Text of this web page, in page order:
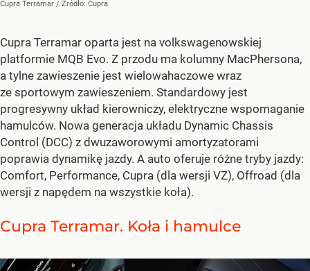
Cupra Terramar / Źródło: Cupra
Cupra Terramar oparta jest na volkswagenowskiej
platformie MQB Evo. Z przodu ma kolumny MacPhersona,
a tylne zawieszenie jest wielowahaczowe wraz
ze sportowym zawieszeniem. Standardowy jest
progresywny układ kierowniczy, elektryczne wspomaganie
hamulców. Nowa generacja układu Dynamic Chassis
Control (DCC) z dwuzaworowymi amortyzatorami
poprawia dynamikę jazdy. A auto oferuje różne tryby jazdy:
Comfort, Performance, Cupra (dla wersji VZ), Offroad (dla
wersji z napędem na wszystkie koła).
Cupra Terramar. Koła i hamulce